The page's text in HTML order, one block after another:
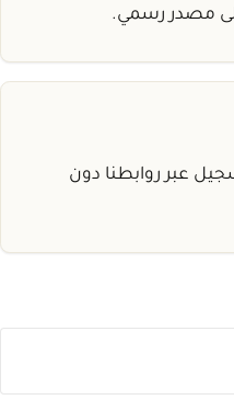
مصدر رسمي.
عبر روابطنا دون